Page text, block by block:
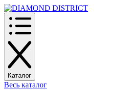
Каталог
Весь каталог